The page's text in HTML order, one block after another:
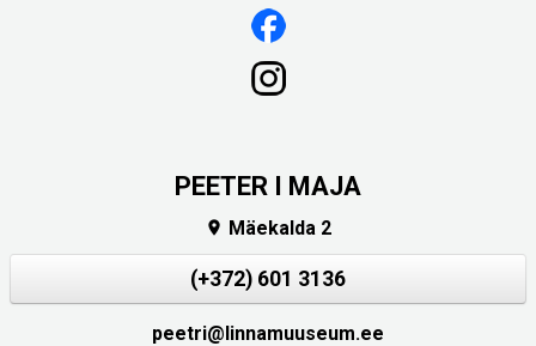
PEETER I MAJA
 Mäekalda 2
(+372) 601 3136
peetri@linnamuuseum.ee